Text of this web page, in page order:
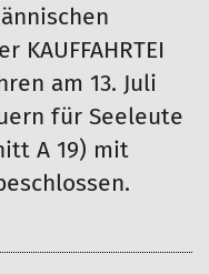
am 13. Juli
für Seeleute
A 19) mit